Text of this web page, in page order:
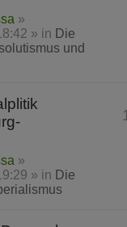
»
» in Die
und
»
» in Die